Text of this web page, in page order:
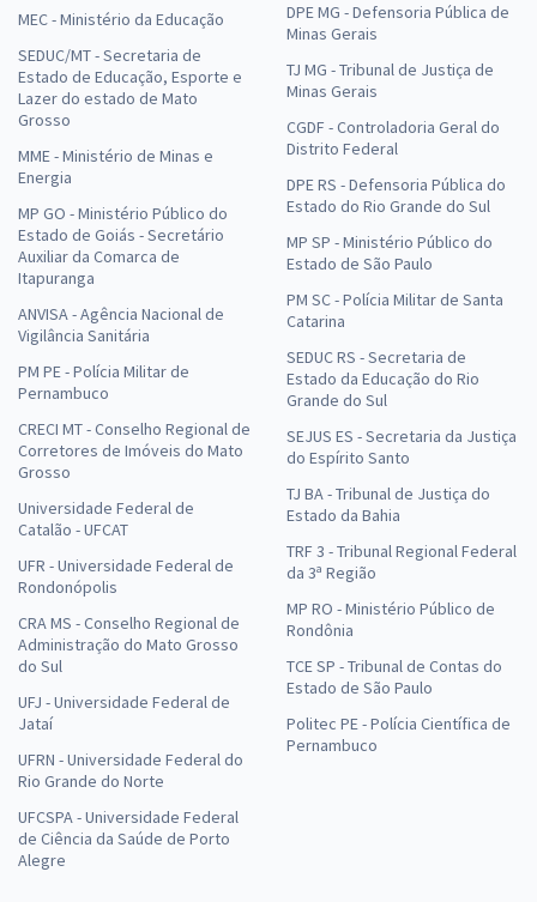
MEC - Ministério da Educação
SEDUC/MT - Secretaria de
Estado de Educação, Esporte e
Lazer do estado de Mato
Grosso
MME - Ministério de Minas e
Energia
MP GO - Ministério Público do
Estado de Goiás - Secretário
Auxiliar da Comarca de
Itapuranga
ANVISA - Agência Nacional de
Vigilância Sanitária
PM PE - Polícia Militar de
Pernambuco
CRECI MT - Conselho Regional de
Corretores de Imóveis do Mato
Grosso
Universidade Federal de
Catalão - UFCAT
UFR - Universidade Federal de
Rondonópolis
CRA MS - Conselho Regional de
Administração do Mato Grosso
do Sul
UFJ - Universidade Federal de
Jataí
UFRN - Universidade Federal do
Rio Grande do Norte
UFCSPA - Universidade Federal
de Ciência da Saúde de Porto
Alegre
DPE MG - Defensoria Pública de
Minas Gerais
TJ MG - Tribunal de Justiça de
Minas Gerais
CGDF - Controladoria Geral do
Distrito Federal
DPE RS - Defensoria Pública do
Estado do Rio Grande do Sul
MP SP - Ministério Público do
Estado de São Paulo
PM SC - Polícia Militar de Santa
Catarina
SEDUC RS - Secretaria de
Estado da Educação do Rio
Grande do Sul
SEJUS ES - Secretaria da Justiça
do Espírito Santo
TJ BA - Tribunal de Justiça do
Estado da Bahia
TRF 3 - Tribunal Regional Federal
da 3ª Região
MP RO - Ministério Público de
Rondônia
TCE SP - Tribunal de Contas do
Estado de São Paulo
Politec PE - Polícia Científica de
Pernambuco